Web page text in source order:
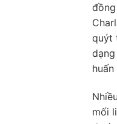
quýt
mối